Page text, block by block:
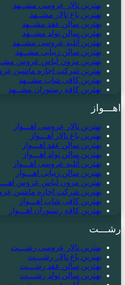
بهترین تالار عروسی مشــهد
بهترین باغ تالار مشــهد
بهترین سالن عقد مشــهد
بهترین سالن تولد مشــهد
بهترین آتلیه عروسی مشــهد
بهترین سالن زیبایی مشــهد
بهترین مزون لباس عروس
بهترین شرکت اجاره ماشین
بهترین کافی شاپ مشــهد
بهترین کافه رستوران مشــهد
اهـــواز
بهترین تالار عروسی اهـــواز
بهترین باغ تالار اهـــواز
بهترین سالن عقد اهـــواز
بهترین سالن تولد اهـــواز
بهترین آتلیه عروسی اهـــواز
بهترین سالن زیبایی اهـــواز
بهترین مزون لباس عروس
بهترین شرکت اجاره ماشین
بهترین کافی شاپ اهـــواز
بهترین کافه رستوران اهـــواز
رشـــت
بهترین تالار عروسی رشـــت
بهترین باغ تالار رشـــت
بهترین سالن عقد رشـــت
بهترین سالن تولد رشـــت